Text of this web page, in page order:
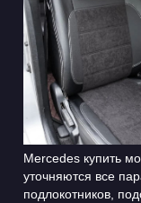
Mercedes купить
уточняются все
подлокотников,